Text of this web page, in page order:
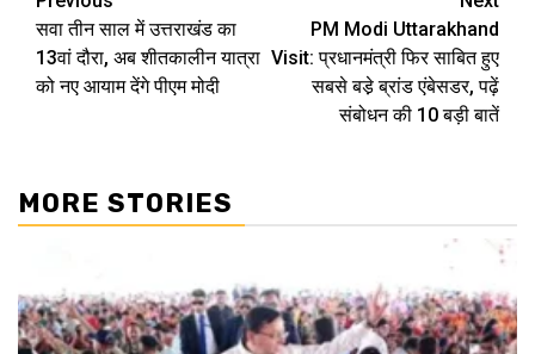
Reading
सवा तीन साल में उत्तराखंड का
13वां दौरा, अब शीतकालीन यात्रा
को नए आयाम देंगे पीएम मोदी
PM Modi Uttarakhand
Visit: प्रधानमंत्री फिर साबित हुए
सबसे बडे़ ब्रांड एंबेसडर, पढ़ें
संबोधन की 10 बड़ी बातें
MORE STORIES